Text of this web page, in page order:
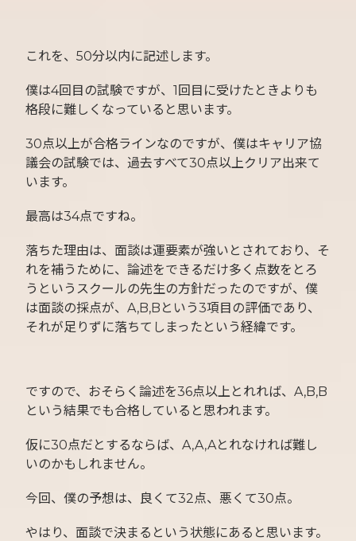
これを、50分以内に記述します。
僕は4回目の試験ですが、1回目に受けたときよりも
格段に難しくなっていると思います。
30点以上が合格ラインなのですが、僕はキャリア協
議会の試験では、過去すべて30点以上クリア出来て
います。
最高は34点ですね。
落ちた理由は、面談は運要素が強いとされており、そ
れを補うために、論述をできるだけ多く点数をとろ
うというスクールの先生の方針だったのですが、僕
は面談の採点が、A,B,Bという3項目の評価であり、
それが足りずに落ちてしまったという経緯です。
ですので、おそらく論述を36点以上とれれば、A,B,B
という結果でも合格していると思われます。
仮に30点だとするならば、A,A,Aとれなければ難し
いのかもしれません。
今回、僕の予想は、良くて32点、悪くて30点。
やはり、面談で決まるという状態にあると思います。